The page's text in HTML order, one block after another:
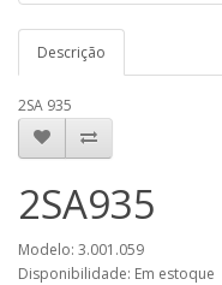
Descrição
2SA 935
2SA935
Modelo: 3.001.059
Disponibilidade: Em estoque